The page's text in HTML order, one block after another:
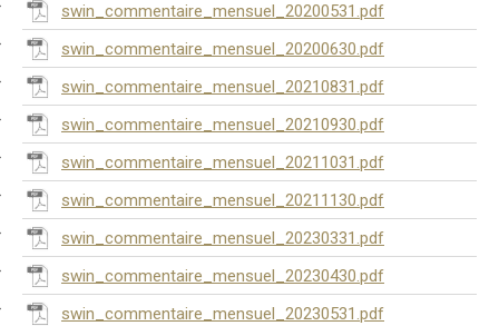
swin_commentaire_mensuel_20200531.pdf
swin_commentaire_mensuel_20200630.pdf
swin_commentaire_mensuel_20210831.pdf
swin_commentaire_mensuel_20210930.pdf
swin_commentaire_mensuel_20211031.pdf
swin_commentaire_mensuel_20211130.pdf
swin_commentaire_mensuel_20230331.pdf
swin_commentaire_mensuel_20230430.pdf
swin_commentaire_mensuel_20230531.pdf